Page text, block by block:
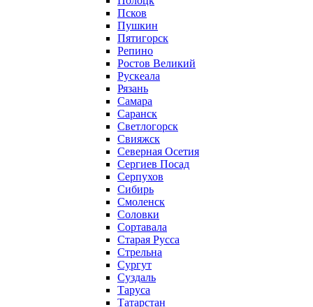
Псков
Пушкин
Пятигорск
Репино
Ростов Великий
Рускеала
Рязань
Самара
Саранск
Светлогорск
Свияжск
Северная Осетия
Сергиев Посад
Серпухов
Сибирь
Смоленск
Соловки
Сортавала
Старая Русса
Стрельна
Сургут
Суздаль
Таруса
Татарстан